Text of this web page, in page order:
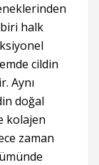
halk
cildin
Aynı
doğal
kolajen
zaman